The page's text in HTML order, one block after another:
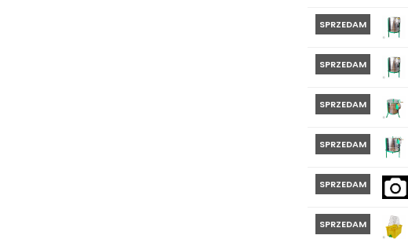
SPRZEDAM
SPRZEDAM
SPRZEDAM
SPRZEDAM
SPRZEDAM
SPRZEDAM